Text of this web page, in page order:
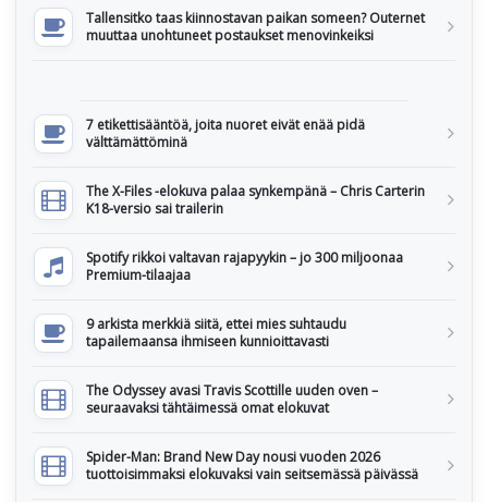
Tallensitko taas kiinnostavan paikan someen? Outernet
muuttaa unohtuneet postaukset menovinkeiksi
7 etikettisääntöä, joita nuoret eivät enää pidä
välttämättöminä
The X-Files -elokuva palaa synkempänä – Chris Carterin
K18-versio sai trailerin
Spotify rikkoi valtavan rajapyykin – jo 300 miljoonaa
Premium-tilaajaa
9 arkista merkkiä siitä, ettei mies suhtaudu
tapailemaansa ihmiseen kunnioittavasti
The Odyssey avasi Travis Scottille uuden oven –
seuraavaksi tähtäimessä omat elokuvat
Spider-Man: Brand New Day nousi vuoden 2026
tuottoisimmaksi elokuvaksi vain seitsemässä päivässä